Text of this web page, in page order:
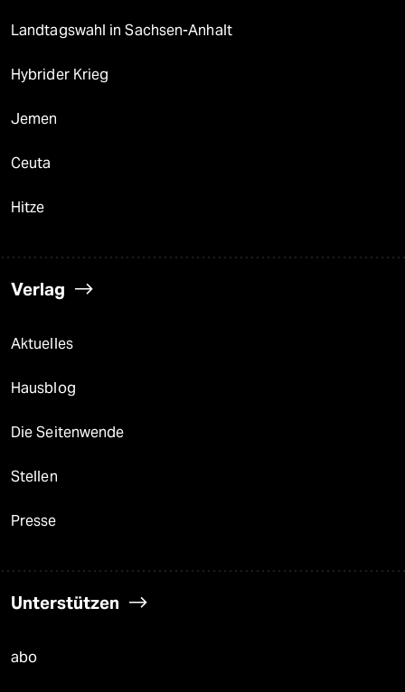
Landtagswahl in Sachsen-Anhalt
Hybrider Krieg
Jemen
Ceuta
Hitze
Verlag
Aktuelles
Hausblog
Die Seitenwende
Stellen
Presse
Unterstützen
abo